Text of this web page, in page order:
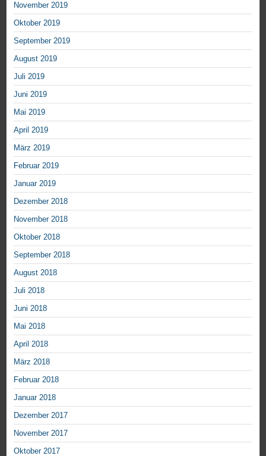
November 2019
Oktober 2019
September 2019
August 2019
Juli 2019
Juni 2019
Mai 2019
April 2019
März 2019
Februar 2019
Januar 2019
Dezember 2018
November 2018
Oktober 2018
September 2018
August 2018
Juli 2018
Juni 2018
Mai 2018
April 2018
März 2018
Februar 2018
Januar 2018
Dezember 2017
November 2017
Oktober 2017